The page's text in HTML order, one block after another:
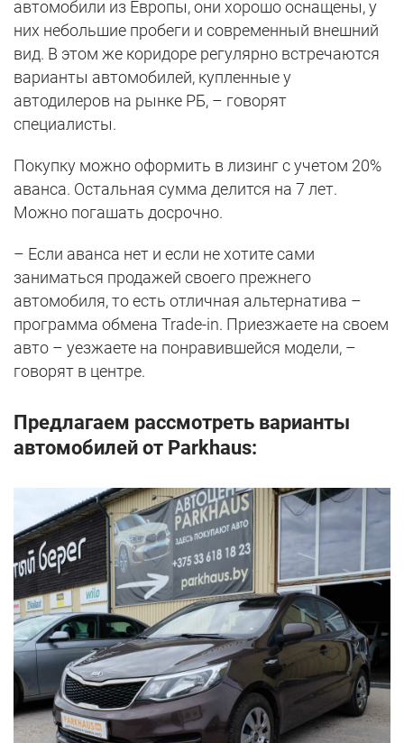
автомобили из Европы, они хорошо оснащены, у
них небольшие пробеги и современный внешний
вид. В этом же коридоре регулярно встречаются
варианты автомобилей, купленные у
автодилеров на рынке РБ, – говорят
специалисты.
Покупку можно оформить в лизинг с учетом 20%
аванса. Остальная сумма делится на 7 лет.
Можно погашать досрочно.
– Если аванса нет и если не хотите сами
заниматься продажей своего прежнего
автомобиля, то есть отличная альтернатива –
программа обмена Trade-in. Приезжаете на своем
авто – уезжаете на понравившейся модели, –
говорят в центре.
Предлагаем рассмотреть варианты
автомобилей от Parkhaus: